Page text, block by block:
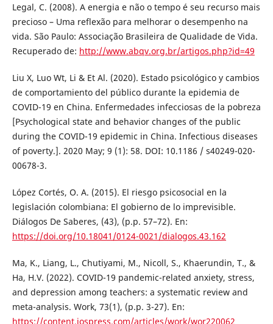
Legal, C. (2008). A energia e não o tempo é seu recurso mais
precioso – Uma reflexão para melhorar o desempenho na
vida. São Paulo: Associação Brasileira de Qualidade de Vida.
Recuperado de: http://www.abqv.org.br/artigos.php?id=49
Liu X, Luo Wt, Li & Et Al. (2020). Estado psicológico y cambios
de comportamiento del público durante la epidemia de
COVID-19 en China. Enfermedades infecciosas de la pobreza
[Psychological state and behavior changes of the public
during the COVID-19 epidemic in China. Infectious diseases
of poverty.]. 2020 May; 9 (1): 58. DOI: 10.1186 / s40249-020-
00678-3.
López Cortés, O. A. (2015). El riesgo psicosocial en la
legislación colombiana: El gobierno de lo imprevisible.
Diálogos De Saberes, (43), (p.p. 57–72). En:
https://doi.org/10.18041/0124-0021/dialogos.43.162
Ma, K., Liang, L., Chutiyami, M., Nicoll, S., Khaerundin, T., &
Ha, H.V. (2022). COVID-19 pandemic-related anxiety, stress,
and depression among teachers: a systematic review and
meta-analysis. Work, 73(1), (p.p. 3-27). En:
https://content.iospress.com/articles/work/wor220062